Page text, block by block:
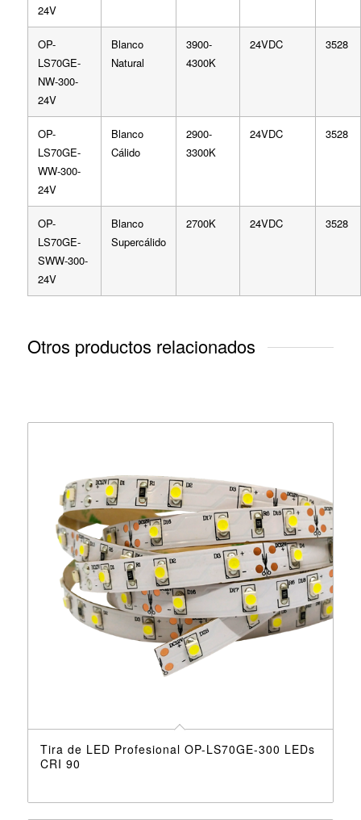
24V
OP-
LS70GE-
NW-300-
24V
Blanco
Natural
3900-
4300K
24VDC 3528
OP-
LS70GE-
WW-300-
24V
Blanco
Cálido
2900-
3300K
24VDC 3528
OP-
LS70GE-
SWW-300-
24V
Blanco
Supercálido
2700K 24VDC 3528
Otros productos relacionados
Tira de LED Profesional OP-LS70GE-300 LEDs
CRI 90